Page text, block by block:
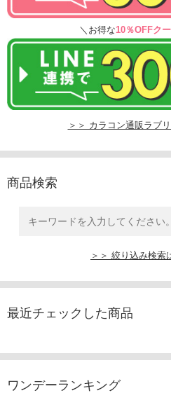
＼お得な10％OFFク
＞＞ カラコン通販ラブ
商品検索
＞＞ 絞り込み検索
最近チェックした商品
ワンデーランキング